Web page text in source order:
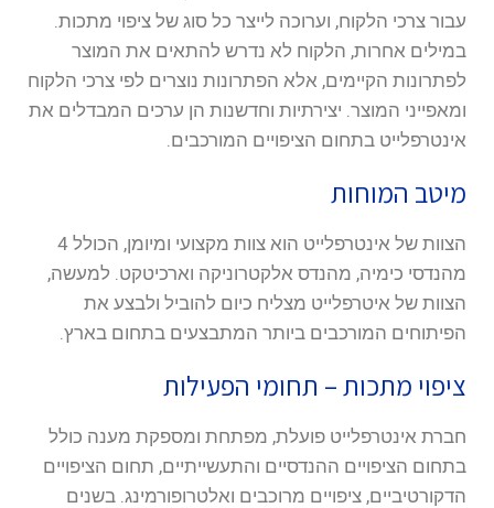
עבור צרכי הלקוח, וערוכה לייצר כל סוג של ציפוי מתכות.
במילים אחרות, הלקוח לא נדרש להתאים את המוצר
לפתרונות הקיימים, אלא הפתרונות נוצרים לפי צרכי הלקוח
ומאפייני המוצר. יצירתיות וחדשנות הן ערכים המבדלים את
אינטרפלייט בתחום הציפויים המורכבים.
מיטב המוחות
הצוות של אינטרפלייט הוא צוות מקצועי ומיומן, הכולל 4
מהנדסי כימיה, מהנדס אלקטרוניקה וארכיטקט. למעשה,
הצוות של איטרפלייט מצליח כיום להוביל ולבצע את
הפיתוחים המורכבים ביותר המתבצעים בתחום בארץ.
ציפוי מתכות – תחומי הפעילות
חברת אינטרפלייט פועלת, מפתחת ומספקת מענה כולל
בתחום הציפויים ההנדסיים והתעשייתיים, תחום הציפויים
הדקורטיביים, ציפויים מרוכבים ואלטרופורמינג. בשנים